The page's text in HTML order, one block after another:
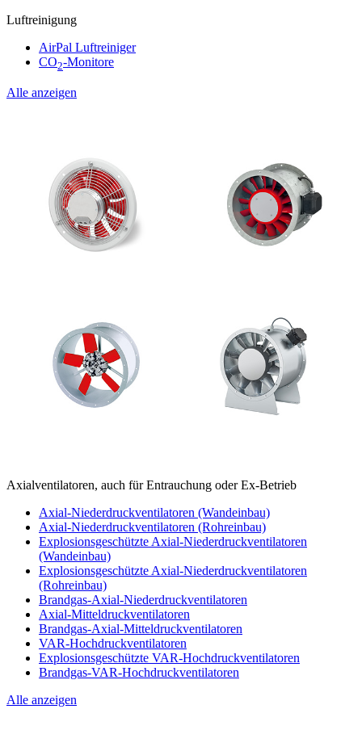
Luftreinigung
AirPal Luftreiniger
CO2-Monitore
Alle anzeigen
Axialventilatoren, auch für Entrauchung oder Ex-Betrieb
Axial-Niederdruckventilatoren (Wandeinbau)
Axial-Niederdruckventilatoren (Rohreinbau)
Explosionsgeschützte Axial-Niederdruckventilatoren
(Wandeinbau)
Explosionsgeschützte Axial-Niederdruckventilatoren
(Rohreinbau)
Brandgas-Axial-Niederdruckventilatoren
Axial-Mitteldruckventilatoren
Brandgas-Axial-Mitteldruckventilatoren
VAR-Hochdruckventilatoren
Explosionsgeschützte VAR-Hochdruckventilatoren
Brandgas-VAR-Hochdruckventilatoren
Alle anzeigen